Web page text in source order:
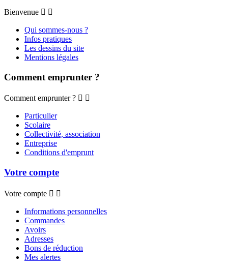
Bienvenue  
Qui sommes-nous ?
Infos pratiques
Les dessins du site
Mentions légales
Comment emprunter ?
Comment emprunter ?  
Particulier
Scolaire
Collectivité, association
Entreprise
Conditions d'emprunt
Votre compte
Votre compte  
Informations personnelles
Commandes
Avoirs
Adresses
Bons de réduction
Mes alertes